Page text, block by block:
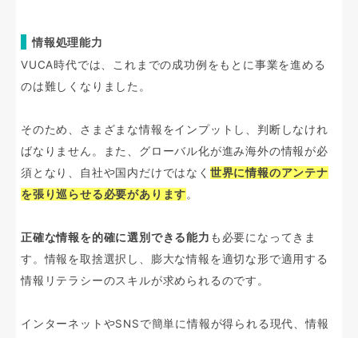
情報処理能力
VUCA時代では、これまでの成功例をもとに事業を進める
のは難しくなりました。
そのため、さまざまな情報をインプットし、判断しなけれ
ばなりません。また、グローバル化が進み海外の情報が必
須となり、自社や国内だけではなく 世界に情報のアンテナ
を張り巡らせる必要があります。
正確な情報を的確に選別できる能力 も必要になってきま
す。情報を取捨選択し、膨大な情報を適切な形で適用する
情報リテラシーのスキルが求められるのです。
インターネットやSNSで簡単に情報が得られる現代、情報